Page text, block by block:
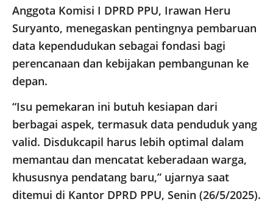
Anggota Komisi I DPRD PPU, Irawan Heru
Suryanto, menegaskan pentingnya pembaruan
data kependudukan sebagai fondasi bagi
perencanaan dan kebijakan pembangunan ke
depan.
“Isu pemekaran ini butuh kesiapan dari
berbagai aspek, termasuk data penduduk yang
valid. Disdukcapil harus lebih optimal dalam
memantau dan mencatat keberadaan warga,
khususnya pendatang baru,” ujarnya saat
ditemui di Kantor DPRD PPU, Senin (26/5/2025).